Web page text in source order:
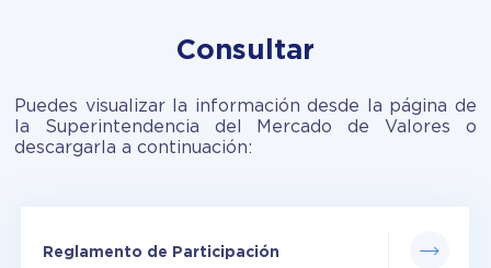
Consultar
Puedes visualizar la información desde la página de
la Superintendencia del Mercado de Valores o
descargarla a continuación:
Reglamento de Participación